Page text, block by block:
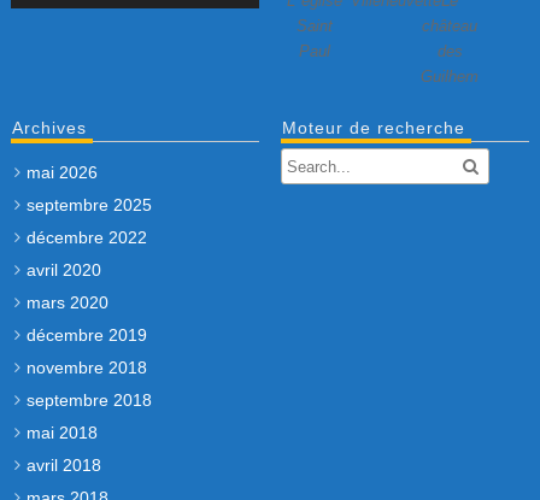
Saint
Paul
château
des
Guilhem
Archives
mai 2026
septembre 2025
décembre 2022
avril 2020
mars 2020
décembre 2019
novembre 2018
septembre 2018
mai 2018
avril 2018
Moteur de recherche